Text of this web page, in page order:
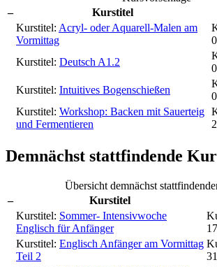
–
Kurstitel
Kurstitel: Acryl- oder Aquarell-Malen am
Vormittag
Kurstitel: Deutsch A1.2
Kurstitel: Intuitives Bogenschießen
Kurstitel: Workshop: Backen mit Sauerteig
und Fermentieren
Demnächst stattfindende
Übersicht demnächst
–
Kurstitel
Kurstitel: Sommer- Intensivwoche
Englisch für Anfänger
Kurstitel: Englisch Anfänger am Vormittag
Teil 2